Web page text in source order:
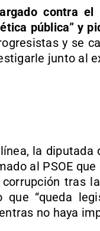
contra el
pública” y
y se
junto al
la diputada
al PSOE
tras
que “queda
no haya